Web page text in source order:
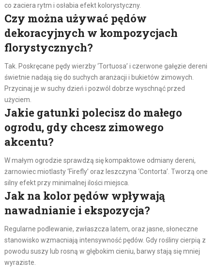
co zaciera rytm i osłabia efekt kolorystyczny.
Czy można używać pędów
dekoracyjnych w kompozycjach
florystycznych?
Tak. Poskręcane pędy wierzby ‘Tortuosa’ i czerwone gałęzie dereni
świetnie nadają się do suchych aranżacji i bukietów zimowych.
Przycinaj je w suchy dzień i pozwól dobrze wyschnąć przed
użyciem.
Jakie gatunki polecisz do małego
ogrodu, gdy chcesz zimowego
akcentu?
W małym ogrodzie sprawdzą się kompaktowe odmiany dereni,
żarnowiec miotlasty ‘Firefly’ oraz leszczyna ‘Contorta’. Tworzą one
silny efekt przy minimalnej ilości miejsca.
Jak na kolor pędów wpływają
nawadnianie i ekspozycja?
Regularne podlewanie, zwłaszcza latem, oraz jasne, słoneczne
stanowisko wzmacniają intensywność pędów. Gdy rośliny cierpią z
powodu suszy lub rosną w głębokim cieniu, barwy stają się mniej
wyraziste.